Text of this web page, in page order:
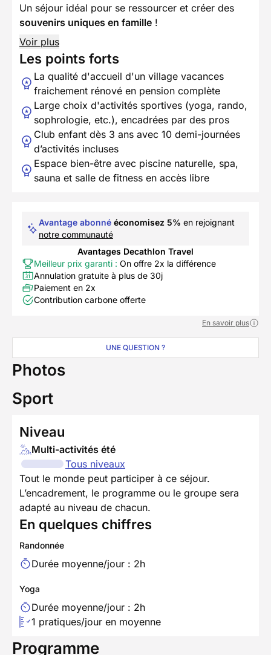
Un séjour idéal pour se ressourcer et créer des
souvenirs uniques en famille !
Voir plus
Les points forts
La qualité d'accueil d'un village vacances
fraichement rénové en pension complète
Large choix d'activités sportives (yoga, rando,
sophrologie, etc.), encadrées par des pros
Club enfant dès 3 ans avec 10 demi-journées
d’activités incluses
Espace bien-être avec piscine naturelle, spa,
sauna et salle de fitness en accès libre
Avantage abonné économisez 5% en rejoignant
notre communauté
Avantages Decathlon Travel
Meilleur prix garanti : On offre 2x la différence
Annulation gratuite à plus de 30j
Paiement en 2x
Contribution carbone offerte
En savoir plus
UNE QUESTION ?
Photos
Sport
Niveau
Multi-activités été
Tous niveaux
Tout le monde peut participer à ce séjour.
L’encadrement, le programme ou le groupe sera
adapté au niveau de chacun.
En quelques chiffres
Randonnée
Durée moyenne/jour : 2h
Yoga
Durée moyenne/jour : 2h
1 pratiques/jour en moyenne
Programme